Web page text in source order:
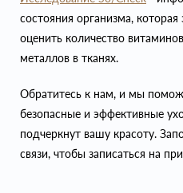
состояния организма,
оценить количество
металлов в тканях.
Обратитесь к нам, и мы
безопасные и эффективные
подчеркнут вашу красоту.
связи, чтобы записаться на